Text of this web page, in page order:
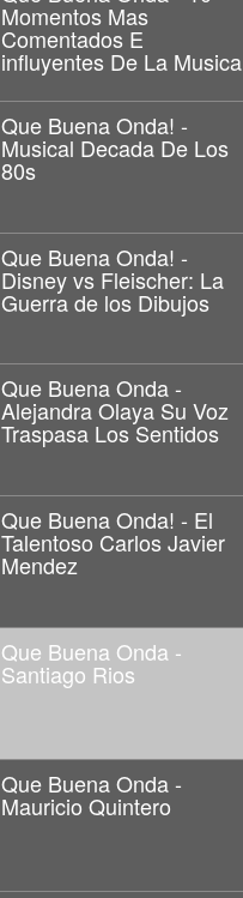
Momentos Mas
Comentados E
influyentes De La Musica
Que Buena Onda! -
Musical Decada De Los
80s
Que Buena Onda! -
Disney vs Fleischer: La
Guerra de los Dibujos
Que Buena Onda -
Alejandra Olaya Su Voz
Traspasa Los Sentidos
Que Buena Onda! - El
Talentoso Carlos Javier
Mendez
Que Buena Onda -
Santiago Rios
Que Buena Onda -
Mauricio Quintero